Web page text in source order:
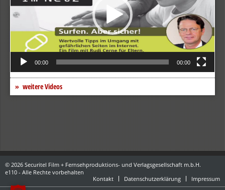
00:00 00:00
weitere Videos
© 2026 Securitel Film + Fernsehproduktions- und Verlagsgesellschaft m.b.H.
e110 - Alle Rechte vorbehalten
Kontakt
Datenschutzerklärung Impressum